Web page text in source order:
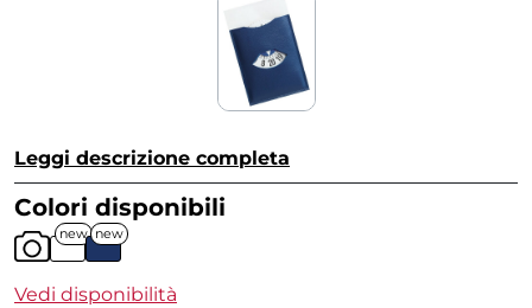
Leggi descrizione completa
Colori disponibili
new new
Vedi disponibilità